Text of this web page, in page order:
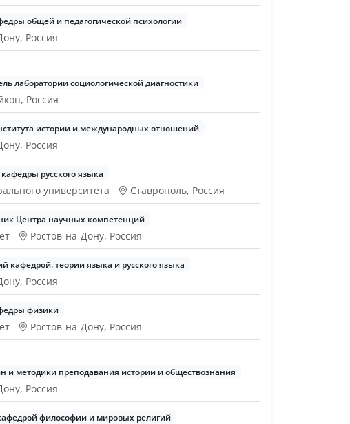
общей и педагогической психологии
Россия
лаборатории социологической диагностики
Россия
истории и международных отношений
Россия
русского языка
университета Ставрополь, Россия
Центра научных компетенций
Ростов-на-Дону, Россия
кафедрой. теории языка и русского языка
Россия
физики
Ростов-на-Дону, Россия
методики преподавания истории и обществознания
Россия
философии и мировых религий